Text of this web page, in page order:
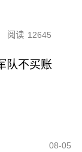
阅读 12645
队不买账
08-05